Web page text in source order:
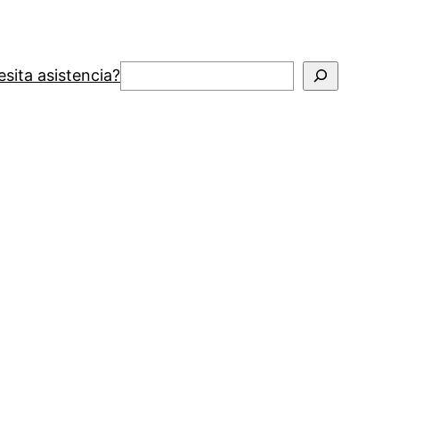
asistencia?Buscar